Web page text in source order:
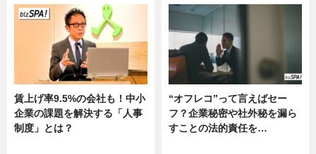
賃上げ率9.5%の会社も！中小
企業の課題を解決する「人事
制度」とは？
“オフレコ”って言えばセー
フ？企業秘密や社外秘を漏ら
すことの法的責任を…